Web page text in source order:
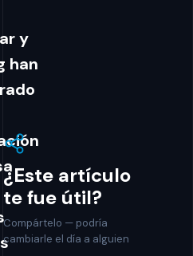
y
han
¿Este artículo
te fue útil?
Compártelo — podría
cambiarle el día a alguien